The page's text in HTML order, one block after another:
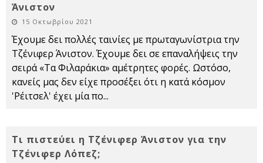
Άνιστον
15 Οκτωβρίου 2021
Έχουμε δει πολλές ταινίες με πρωταγωνίστρια την
Τζένιφερ Άνιστον. Έχουμε δει σε επαναλήψεις την
σειρά «Τα Φιλαράκια» αμέτρητες φορές. Ωστόσο,
κανείς μας δεν είχε προσέξει ότι η κατά κόσμον
'Ρέιτσελ' έχει μία πο...
Τι πιστεύει η Τζένιφερ Άνιστον για την
Τζένιφερ Λόπεζ;